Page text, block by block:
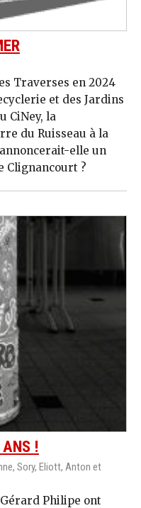
Traverses en 2024
et des Jardins
CiNey, la
du Ruisseau à la
elle un
Clignancourt ?
!
Sory, Eliott, Anton et
Philipe ont